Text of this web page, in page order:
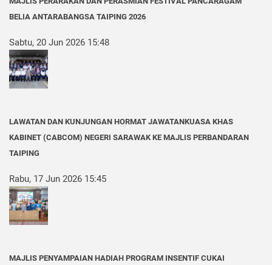
BELIA ANTARABANGSA TAIPING 2026
Sabtu, 20 Jun 2026 15:48
LAWATAN DAN KUNJUNGAN HORMAT JAWATANKUASA KHAS
KABINET (CABCOM) NEGERI SARAWAK KE MAJLIS PERBANDARAN
TAIPING
Rabu, 17 Jun 2026 15:45
MAJLIS PENYAMPAIAN HADIAH PROGRAM INSENTIF CUKAI